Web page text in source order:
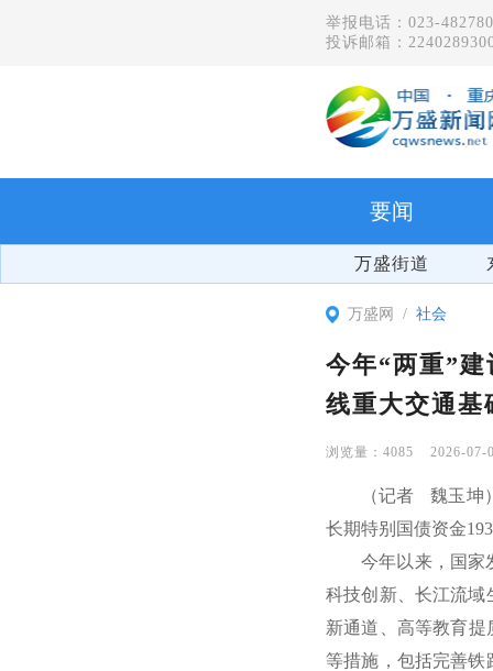
举报电话：023-
投诉邮箱：
要闻
万盛街道
万盛网 社会
今年“两重”
线重大交通基
4085 2026-07-
（记者 魏玉坤
长期特别国债资金
今年以来，国家
科技创新、长江流域
新通道、高等教育
等措施，包括完善